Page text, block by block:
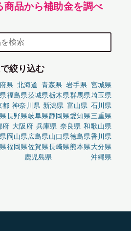
商品から補助金を調べ
絞り込む
県 北海道 青森県 岩手県 宮城県
福島県茨城県栃木県群馬県埼玉県
都 神奈川県 新潟県 富山県 石川県
長野県岐阜県静岡県愛知県三重県
府 大阪府 兵庫県 奈良県 和歌山県
岡山県広島県山口県徳島県香川県
福岡県佐賀県長崎県熊本県大分県
鹿児島県 沖縄県